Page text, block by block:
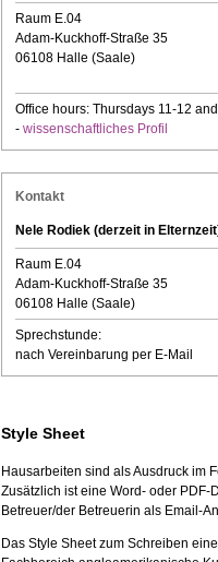
Raum E.04
Adam-Kuckhoff-Straße 35
06108 Halle (Saale)
Office hours: Thursdays 11-12
- wissenschaftliches Profil
Kontakt
Nele Rodiek (derzeit in
Raum E.04
Adam-Kuckhoff-Straße 35
06108 Halle (Saale)
Sprechstunde:
nach Vereinbarung per E-Mail
Style Sheet
Hausarbeiten sind als Ausdruck im
Zusätzlich ist eine Word- oder
Betreuer/der Betreuerin als Email-
Das Style Sheet zum Schreiben